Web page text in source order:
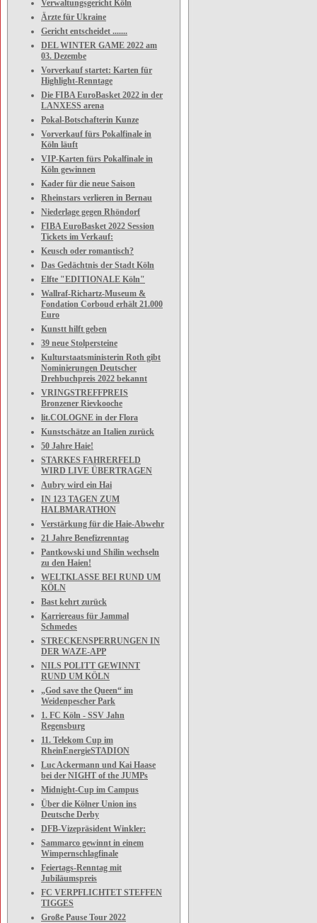
Verwaltungsgericht Köln
Ärzte für Ukraine
Gericht entscheidet .......
DEL WINTER GAME 2022 am
03. Dezembe
Vorverkauf startet: Karten für
Highlight-Renntage
Die FIBA EuroBasket 2022 in der
LANXESS arena
Pokal-Botschafterin Kunze
Vorverkauf fürs Pokalfinale in
Köln läuft
VIP-Karten fürs Pokalfinale in
Köln gewinnen
Kader für die neue Saison
Rheinstars verlieren in Bernau
Niederlage gegen Rhöndorf
FIBA EuroBasket 2022 Session
Tickets im Verkauf:
Keusch oder romantisch?
Das Gedächtnis der Stadt Köln
Elfte "EDITIONALE Köln"
Wallraf-Richartz-Museum &
Fondation Corboud erhält 21.000
Euro
Kunstt hilft geben
39 neue Stolpersteine
Kulturstaatsministerin Roth gibt
Nominierungen Deutscher
Drehbuchpreis 2022 bekannt
VRINGSTREFFPREIS
Bronzener Rievkooche
lit.COLOGNE in der Flora
Kunstschätze an Italien zurück
50 Jahre Haie!
STARKES FAHRERFELD
WIRD LIVE ÜBERTRAGEN
Aubry wird ein Hai
IN 123 TAGEN ZUM
HALBMARATHON
Verstärkung für die Haie-Abwehr
21 Jahre Benefizrenntag
Pantkowski und Shilin wechseln
zu den Haien!
WELTKLASSE BEI RUND UM
KÖLN
Bast kehrt zurück
Karriereaus für Jammal
Schmedes
STRECKENSPERRUNGEN IN
DER WAZE-APP
NILS POLITT GEWINNT
RUND UM KÖLN
„God save the Queen“ im
Weidenpescher Park
1. FC Köln - SSV Jahn
Regensburg
11. Telekom Cup im
RheinEnergieSTADION
Luc Ackermann und Kai Haase
bei der NIGHT of the JUMPs
Midnight-Cup im Campus
Über die Kölner Union ins
Deutsche Derby
DFB-Vizepräsident Winkler:
Sammarco gewinnt in einem
Wimpernschlagfinale
Feiertags-Renntag mit
Jubiläumspreis
FC VERPFLICHTET STEFFEN
TIGGES
Große Pause Tour 2022